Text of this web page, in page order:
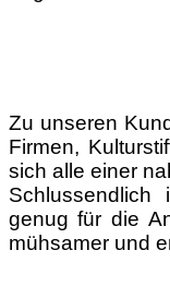
Zu unseren
Firmen,
sich alle einer
genug für die
mühsamer und